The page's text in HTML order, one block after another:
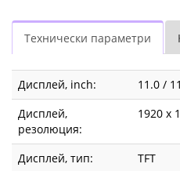
Технически параметри
Дисплей, inch:
11.0 /
Дисплей,
резолюция:
1920 x
Дисплей, тип:
TFT